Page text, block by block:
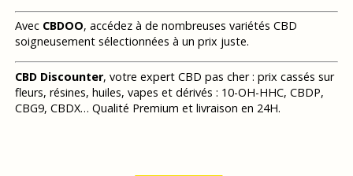
Avec CBDOO, accédez à de nombreuses variétés CBD
soigneusement sélectionnées à un prix juste.
CBD Discounter, votre expert CBD pas cher : prix cassés sur
fleurs, résines, huiles, vapes et dérivés : 10-OH-HHC, CBDP,
CBG9, CBDX… Qualité Premium et livraison en 24H.